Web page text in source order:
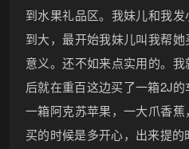
❆
到水果礼品区。我妹儿和我
到大，最开始我妹儿叫我帮
意义。还不如来点实用的。
后就在重百这边买了一箱2J的
一箱阿克苏苹果，一大爪香蕉
买的时候是多开心，出来提